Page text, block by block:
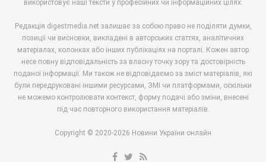
використовує наші тексти у професійних чи інформаційних цілях.
Редакція digestmedia.net залишає за собою право не поділяти думки,
позиції чи висновки, викладені в авторських статтях, аналітичних
матеріалах, колонках або інших публікаціях на порталі. Кожен автор
несе повну відповідальність за власну точку зору та достовірність
поданої інформації. Ми також не відповідаємо за зміст матеріалів, які
були передруковані іншими ресурсами, ЗМІ чи платформами, оскільки
не можемо контролювати контекст, форму подачі або зміни, внесені
під час повторного використання матеріалів.
Copyright © 2020-2026 Новини України онлайн